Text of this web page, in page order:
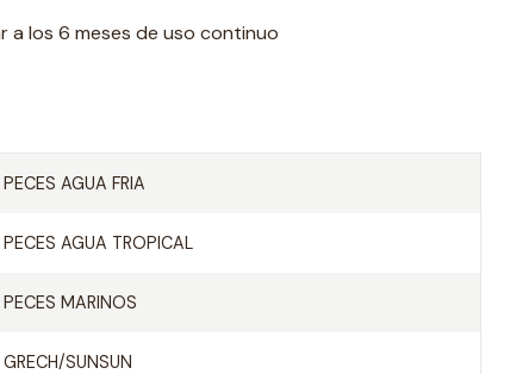
a los 6 meses de uso continuo
PECES AGUA FRIA
PECES AGUA TROPICAL
PECES MARINOS
GRECH/SUNSUN